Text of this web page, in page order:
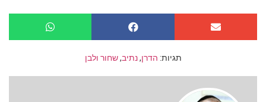
תגיות: הדרן,נתיב,שחור ולבן